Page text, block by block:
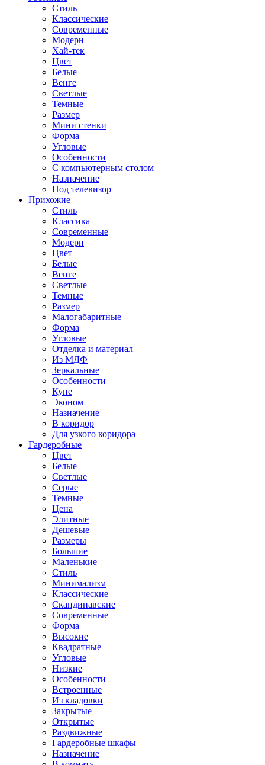
Стиль
Классические
Современные
Модерн
Хай-тек
Цвет
Белые
Венге
Светлые
Темные
Размер
Мини стенки
Форма
Угловые
Особенности
С компьютерным столом
Назначение
Под телевизор
Прихожие
Стиль
Классика
Современные
Модерн
Цвет
Белые
Венге
Светлые
Темные
Размер
Малогабаритные
Форма
Угловые
Отделка и материал
Из МДФ
Зеркальные
Особенности
Купе
Эконом
Назначение
В коридор
Для узкого коридора
Гардеробные
Цвет
Белые
Светлые
Серые
Темные
Цена
Элитные
Дешевые
Размеры
Большие
Маленькие
Стиль
Минимализм
Классические
Скандинавские
Современные
Форма
Высокие
Квадратные
Угловые
Низкие
Особенности
Встроенные
Из кладовки
Закрытые
Открытые
Раздвижные
Гардеробные шкафы
Назначение